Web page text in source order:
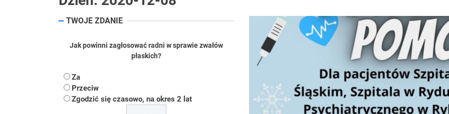
Koper – część 2.
Uwaga Dębieńsko – woda nieprzydatna do spożycia!!!
Dość komentowania kolejnych afer w ochronie zdrowia — czas zacząć mówić o
TWOJE ZDANIE
Jak powinni zagłosować radni w sprawie zwałów
płaskich?
Za
Przeciw
Zgodzić się czasowo, na okres 2 lat